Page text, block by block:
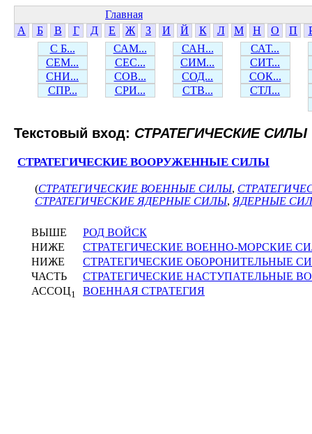
Главная
А
Б В Г Д Е Ж З И Й К Л М Н О П
С Б...
САМ... САН...
САТ...
СЕМ...
СЕС... СИМ...
СИТ...
СНИ...
СОВ... СОД...
СОК...
СПР...
СРИ... СТВ... СТЛ...
Текстовый вход: СТРАТЕГИЧЕСКИЕ СИЛЫ
СТРАТЕГИЧЕСКИЕ ВООРУЖЕННЫЕ СИЛЫ
(СТРАТЕГИЧЕСКИЕ ВОЕННЫЕ СИЛЫ,
СТРАТЕГИЧЕСКИЕ ЯДЕРНЫЕ СИЛЫ, ЯДЕРНЫЕ
ВЫШЕ
РОД ВОЙСК
НИЖЕ
СТРАТЕГИЧЕСКИЕ ВОЕННО-МОРСКИЕ
НИЖЕ
СТРАТЕГИЧЕСКИЕ ОБОРОНИТЕЛЬНЫЕ
ЧАСТЬ
СТРАТЕГИЧЕСКИЕ НАСТУПАТЕЛЬНЫЕ
АССОЦ1 ВОЕННАЯ СТРАТЕГИЯ